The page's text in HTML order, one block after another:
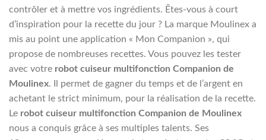
contrôler et à mettre vos ingrédients. Êtes-vous à court
d’inspiration pour la recette du jour ? La marque Moulinex a
mis au point une application « Mon Companion », qui
propose de nombreuses recettes. Vous pouvez les tester
avec votre robot cuiseur multifonction Companion de
Moulinex. Il permet de gagner du temps et de l’argent en
achetant le strict minimum, pour la réalisation de la recette.
Le robot cuiseur multifonction Companion de Moulinex
nous a conquis grâce à ses multiples talents. Ses